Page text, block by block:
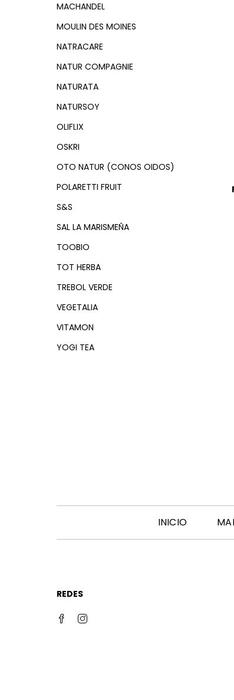
MACHANDEL
MOULIN DES MOINES
NATRACARE
NATUR COMPAGNIE
NATURATA
NATURSOY
OLIFLIX
OSKRI
OTO NATUR (CONOS OIDOS)
POLARETTI FRUIT
S&S
SAL LA MARISMEÑA
TOOBIO
TOT HERBA
TREBOL VERDE
VEGETALIA
VITAMON
YOGI TEA
INICIO
REDES